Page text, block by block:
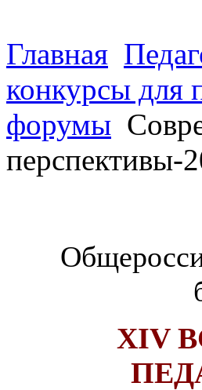
Главная
конкурсы для
форумы
перспективы-
XIV